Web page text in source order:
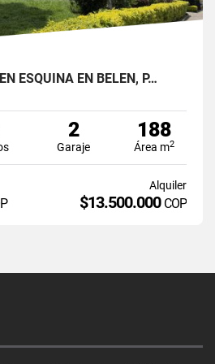
ESQUINA EN BELEN, P…
2
Garaje
188
Área m2
Alquiler
$13.500.000 COP